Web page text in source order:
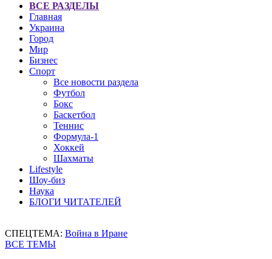
ВСЕ РАЗДЕЛЫ
Главная
Украина
Город
Мир
Бизнес
Спорт
Все новости раздела
Футбол
Бокс
Баскетбол
Теннис
Формула-1
Хоккей
Шахматы
Lifestyle
Шоу-биз
Наука
БЛОГИ ЧИТАТЕЛЕЙ
СПЕЦТЕМА: Война в Иране
ВСЕ ТЕМЫ